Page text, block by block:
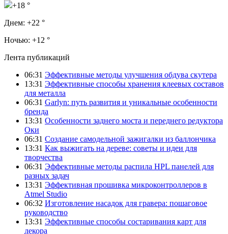
+18 °
Днем: +22 °
Ночью: +12 °
Лента публикаций
06:31 Эффективные методы улучшения обдува скутера
13:31 Эффективные способы хранения клеевых составов
для металла
06:31 Garlyn: путь развития и уникальные особенности
бренда
13:31 Особенности заднего моста и переднего редуктора
Оки
06:31 Создание самодельной зажигалки из баллончика
13:31 Как выжигать на дереве: советы и идеи для
творчества
06:31 Эффективные методы распила HPL панелей для
разных задач
13:31 Эффективная прошивка микроконтроллеров в
Atmel Studio
06:32 Изготовление насадок для гравера: пошаговое
руководство
13:31 Эффективные способы состаривания карт для
декора